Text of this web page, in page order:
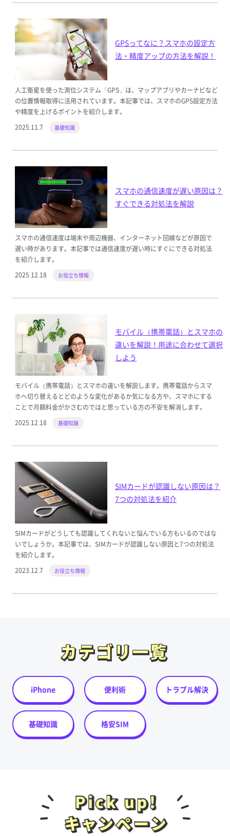
GPSってなに？スマホの設定方
法・精度アップの方法を解説！
人工衛星を使った測位システム「GPS」は、マップアプリやカーナビなど
の位置情報取得に活用されています。本記事では、スマホのGPS設定方法
や精度を上げるポイントを紹介します。
2025.11.7
基礎知識
スマホの通信速度が遅い原因は？
すぐできる対処法を解説
スマホの通信速度は端末や周辺機器、インターネット回線などが原因で
遅い時があります。本記事では通信速度が遅い時にすぐにできる対処法
を紹介します。
2025.12.18
お役立ち情報
モバイル（携帯電話）とスマホの
違いを解説！用途に合わせて選択
しよう
モバイル（携帯電話）とスマホの違いを解説します。携帯電話からスマ
ホへ切り替えるとどのような変化があるか気になる方や、スマホにする
ことで月額料金がかさむのではと思っている方の不安を解消します。
2025.12.18
基礎知識
SIMカードが認識しない原因は？
7つの対処法を紹介
SIMカードがどうしても認識してくれないと悩んでいる方もいるのではな
いでしょうか。本記事では、SIMカードが認識しない原因と7つの対処法
を紹介します。
2023.12.7
お役立ち情報
カテゴリ一覧
カテゴリ一覧
iPhone 便利術 トラブル解決
基礎知識 格安SIM